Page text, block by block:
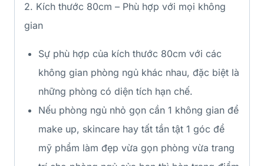
2. Kích thước 80cm – Phù hợp với mọi không
gian
Sự phù hợp của kích thước 80cm với các
không gian phòng ngủ khác nhau, đặc biệt là
những phòng có diện tích hạn chế.
Nếu phòng ngủ nhỏ gọn cần 1 không gian để
make up, skincare hay tất tần tật 1 góc để
mỹ phẩm làm đẹp vừa gọn phòng vừa trang